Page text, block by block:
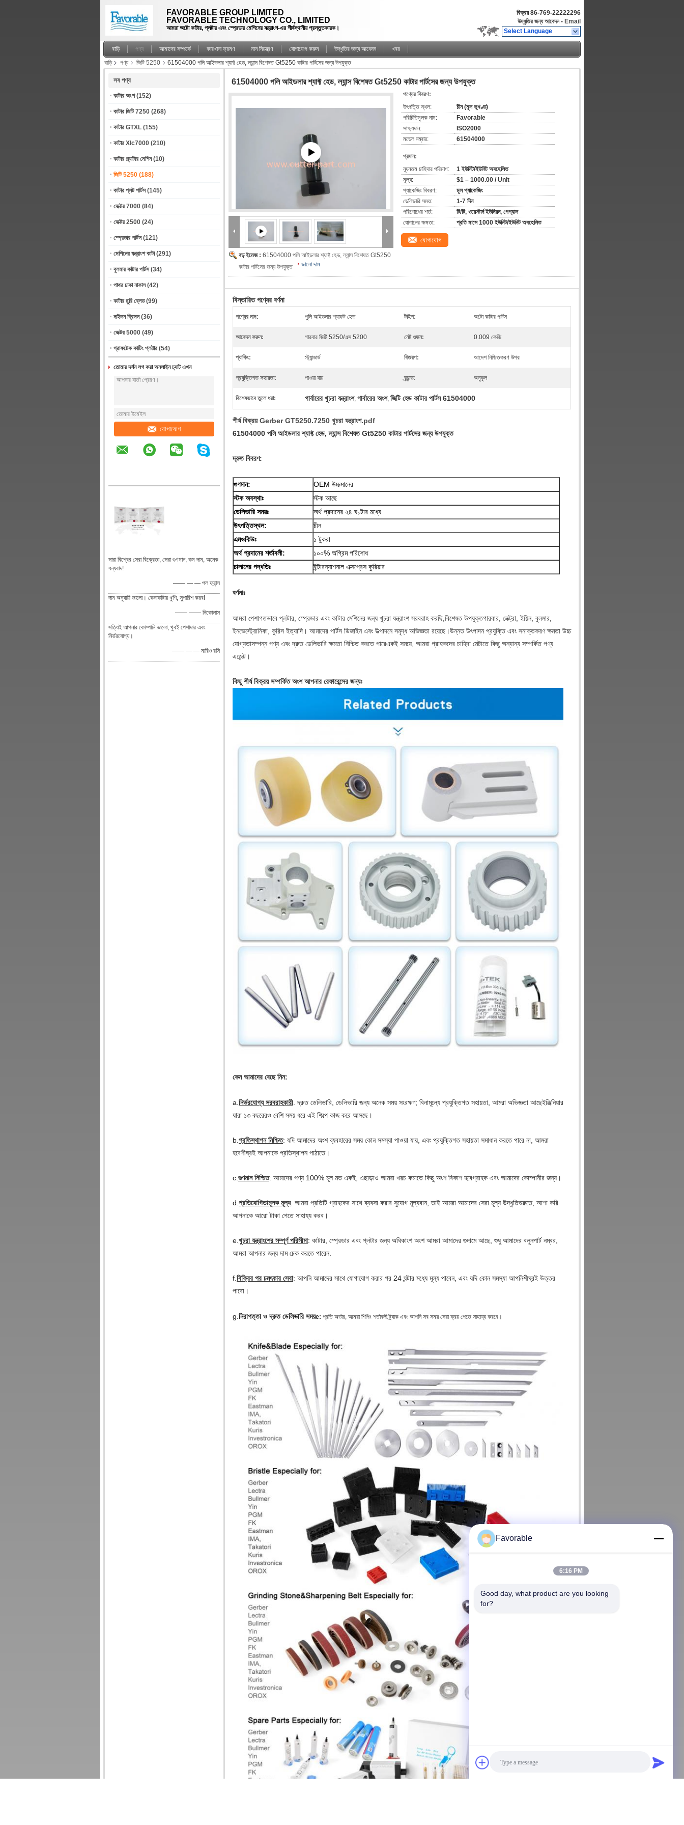
FAVORABLE GROUP LIMITED
FAVORABLE TECHNOLOGY CO., LIMITED
আমরা অটো কাটার, প্লটার এবং স্প্রেডার মেশিনের যন্ত্রাংশ-এর শীর্ষস্থানীয় প্রস্তুতকারক।
বিক্রয়86-769-22222296
উদ্ধৃতির জন্য আবেদন - Email
Select Language
বাড়ি পণ্য আমাদের সম্পর্কে কারখানা ভ্রমণ মান নিয়ন্ত্রণ যোগাযোগ করুন উদ্ধৃতির জন্য আবেদন
খবর
বাড়ি
পণ্য জিটি 5250 61504000 পলি আইডলার শ্যাফ্ট হেড, ল্যান্স বিশেষত Gt5250 কাটার পার্টসের জন্য উপযুক্ত
সব পণ্য
কাটার অংশ (152)
কাটার জিটি 7250 (268)
কাটার GTXL (155)
কাটার Xlc7000 (210)
কাটার প্ল্যাটার মেশিন (10)
জিটি 5250 (188)
কাটার প্লট পার্টস (145)
ভেক্টর 7000 (84)
ভেক্টর 2500 (24)
স্প্রেডার পার্টস (121)
মেশিনের যন্ত্রাংশ কাটা (291)
বুলমার কাটার পার্টস (34)
পাথর চাকা নাকাল (42)
কাটার ছুরি ব্লেড (99)
নাইলন ব্রিসল (36)
ভেক্টর 5000 (49)
গ্রাফটেক কাটিং প্লট্টার (54)
তোমার দর্শন লগ করা অনলাইন চ্যাট এখন
যোগাযোগ
সারা বিশ্বের সেরা বিক্রেতা, সেরা গুণমান, কম দাম, অনেক
ধন্যবাদ!
—— — — পল ফ্রান্স
দাম অনুযায়ী ভালো। কেনাকাটায় খুশি, সুপারিশ করব!
—— —— নিকোলাস
সত্যিই আপনার কোম্পানি ভালো, খুবই পেশাদার এবং
নির্ভরযোগ্য।
—— — — মারিও রসি
61504000 পলি আইডলার শ্যাফ্ট হেড, ল্যান্স বিশেষত Gt5250 কাটার পার্টসের জন্য উপযুক্ত
বড় ইমেজ : 61504000 পলি আইডলার শ্যাফ্ট হেড, ল্যান্স বিশেষত Gt5250
কাটার পার্টসের জন্য উপযুক্ত
ভালো দাম
পণ্যের বিবরণ:
উৎপত্তি স্থল:
চীন (মূল ভূখণ্ড)
পরিচিতিমুলক নাম:
Favorable
সাক্ষ্যদান:
ISO2000
মডেল নম্বার:
61504000
প্রদান:
ন্যূনতম চাহিদার পরিমাণ:
1 ইউনিট/ইউনিট অবহেলিত
মূল্য:
$1 – 1000.00 / Unit
প্যাকেজিং বিবরণ:
মূল প্যাকেজিং
ডেলিভারি সময়:
1-7 দিন
পরিশোধের শর্ত:
টি/টি, ওয়েস্টার্ন ইউনিয়ন, পেপ্যাল
যোগানের ক্ষমতা:
প্রতি মাসে 1000 ইউনিট/ইউনিট অবহেলিত
যোগাযোগ
বিস্তারিত পণ্যের বর্ণনা
পণ্যের নাম: পুলি আইডলার শ্যাফট হেড টাইপ: অটো কাটার পার্টস
আবেদন করুন: গারবার জিটি 5250/এস 5200 নেট ওজন: 0.009 কেজি
প্যাকিং: স্ট্যান্ডার্ড বিতরণ: আদেশ নিশ্চিতকরণ উপর
প্রযুক্তিগত সহায়তা: পাওয়া যায় ব্র্যান্ড: অনুকূল
বিশেষভাবে তুলে ধরা: গার্বারের খুচরা যন্ত্রাংশ, গার্বারের অংশ, জিটি হেড কাটার পার্টস 61504000
শীর্ষ বিক্রয় Gerber GT5250.7250 খুচরা যন্ত্রাংশ.pdf
61504000 পলি আইডলার শ্যাফ্ট হেড, ল্যান্স বিশেষত Gt5250 কাটার পার্টসের জন্য উপযুক্ত
দ্রুত বিবরণ:
গুণমান:
OEM উচ্চমানের
স্টক অবস্থাঃ
স্টক আছে
ডেলিভারি সময়ঃ
অর্থ প্রদানের ২৪ ঘণ্টার মধ্যে
উৎপত্তিস্থল:
চীন
এমওকিউঃ
১ টুকরা
অর্থ প্রদানের শর্তাবলী:
১০০% অগ্রিম পরিশোধ
চালানের পদ্ধতিঃ
ইন্টারন্যাশনাল এক্সপ্রেস কুরিয়ার
বর্ণনাঃ
আমরা পেশাগতভাবে প্লটার, স্প্রেডার এবং কাটার মেশিনের জন্য খুচরা যন্ত্রাংশ সরবরাহ করছি, বিশেষত উপযুক্তগারবার, লেক্ট্রা, ইয়িন, বুলমার,
ইনভেস্ট্রোনিকা, কুরিস ইত্যাদি। আমাদের পার্টস ডিজাইন এবং উত্পাদনে সমৃদ্ধ অভিজ্ঞতা রয়েছে।উন্নত উৎপাদন প্রযুক্তি এবং সনাক্তকরণ ক্ষমতা উচ্চ
যোগ্যতাসম্পন্ন পণ্য এবং দ্রুত ডেলিভারি ক্ষমতা নিশ্চিত করতে পারেএকই সময়ে, আমরা গ্রাহকদের চাহিদা মেটাতে কিছু অন্যান্য সম্পর্কিত পণ্য
এজেন্ট।
কিছু শীর্ষ বিক্রয় সম্পর্কিত অংশ আপনার রেফারেন্সের জন্যঃ
কেন আমাদের বেছে নিন:
a. নির্ভরযোগ্য সরবরাহকারী . দ্রুত ডেলিভারি, ডেলিভারি জন্য অনেক সময় সংরক্ষণ; বিনামূল্যে প্রযুক্তিগত সহায়তা, আমরা অভিজ্ঞতা আছেইঞ্জিনিয়ার
যারা ১৩ বছরেরও বেশি সময় ধরে এই শিল্পে কাজ করে আসছে।
b. প্রতিস্থাপন নিশ্চিত: যদি আমাদের অংশ ব্যবহারের সময় কোন সমস্যা পাওয়া যায়, এবং প্রযুক্তিগত সহায়তা সমাধান করতে পারে না, আমরা
হবেশীঘ্রই আপনাকে প্রতিস্থাপন পাঠাতে।
c. গুণমান নিশ্চিত: আমাদের পণ্য 100% মূল মত একই, এছাড়াও আমরা খরচ কমাতে কিছু অংশ বিকাশ হবেগ্রাহক এবং আমাদের কোম্পানীর জন্য।
d. প্রতিযোগিতামূলক মূল্য: আমরা প্রতিটি গ্রাহকের সাথে ব্যবসা করার সুযোগ মূল্যবান, তাই আমরা আমাদের সেরা মূল্য উদ্ধৃতিশুরুতে, আশা করি
আপনাকে আরো টাকা পেতে সাহায্য করব।
e. খুচরা যন্ত্রাংশের সম্পূর্ণ পরিসীমা: কাটার, স্প্রেডার এবং প্লটার জন্য অধিকাংশ অংশ আমরা আমাদের গুদামে আছে, শুধু আমাদের বলুনপার্ট নম্বর,
আমরা আপনার জন্য দাম চেক করতে পারেন.
f. বিক্রির পর চমৎকার সেবা: আপনি আমাদের সাথে যোগাযোগ করার পর 24 ঘন্টার মধ্যে মূল্য পাবেন, এবং যদি কোন সমস্যা আপনিশীঘ্রই উত্তর
পাবো।
g. নিরাপত্তা ও দ্রুত ডেলিভারি সময়e: প্রতি অর্ডার, আমরা শিপিং শর্তাবলী ট্র্যাক এবং আপনি সব সময় সেরা ক্রয় পেতে সাহায্য করবে।
Favorable
6:16 PM
Good day, what product are you looking
for?